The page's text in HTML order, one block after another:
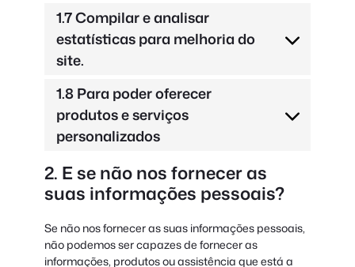
1.7 Compilar e analisar
estatísticas para melhoria do
site.
1.8 Para poder oferecer
produtos e serviços
personalizados
2. E se não nos fornecer as
suas informações pessoais?
Se não nos fornecer as suas informações pessoais,
não podemos ser capazes de fornecer as
informações, produtos ou assistência que está a